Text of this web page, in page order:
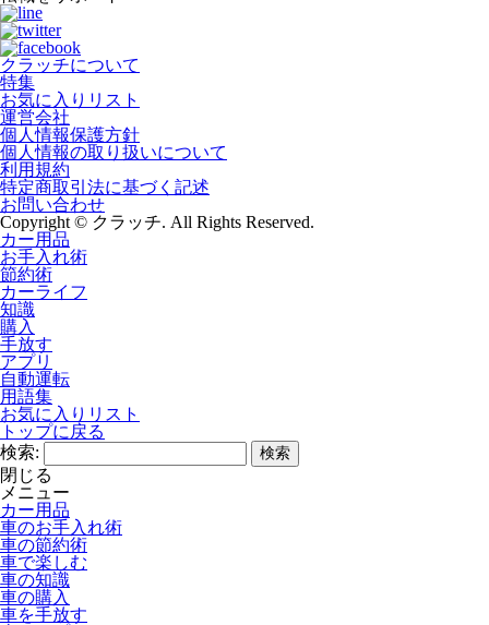
クラッチについて
特集
お気に入りリスト
運営会社
個人情報保護方針
個人情報の取り扱いについて
利用規約
特定商取引法に基づく記述
お問い合わせ
Copyright © クラッチ. All Rights Reserved.
カー用品
お手入れ術
節約術
カーライフ
知識
購入
手放す
アプリ
自動運転
用語集
お気に入りリスト
トップに戻る
検索:
閉じる
メニュー
カー用品
車のお手入れ術
車の節約術
車で楽しむ
車の知識
車の購入
車を手放す